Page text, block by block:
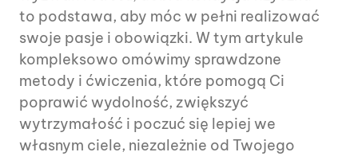
to podstawa, aby móc w pełni realizować
swoje pasje i obowiązki. W tym artykule
kompleksowo omówimy sprawdzone
metody i ćwiczenia, które pomogą Ci
poprawić wydolność, zwiększyć
wytrzymałość i poczuć się lepiej we
własnym ciele, niezależnie od Twojego